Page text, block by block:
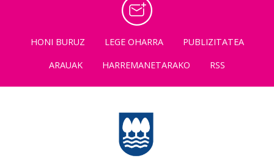
HONI BURUZ LEGE OHARRA
PUBLIZITATEA
ARAUAK
HARREMANETARAKO RSS